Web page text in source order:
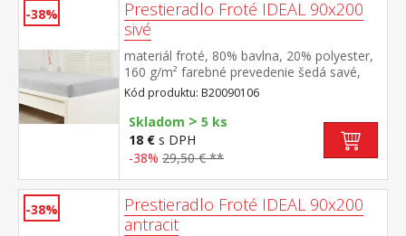
-38%
Prestieradlo Froté IDEAL 90x200
sivé
materiál froté, 80% bavlna, 20% polyester,
160 g/m² farebné prevedenie šedá savé,
odolné, stálofarebné, obšité gumou pre
matrace do výšky 25 cm prateľné do 40 °C
Kód produktu: B20090106
Skladom > 5 ks
18 € s DPH
-38% 29,50 € **
-38%
Prestieradlo Froté IDEAL 90x200
antracit